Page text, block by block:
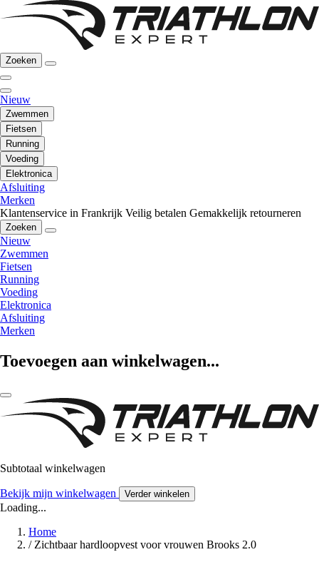
Zoeken
Nieuw
Zwemmen
Fietsen
Running
Voeding
Elektronica
Afsluiting
Merken
Klantenservice in Frankrijk Veilig betalen Gemakkelijk retourneren
Zoeken
Nieuw
Zwemmen
Fietsen
Running
Voeding
Elektronica
Afsluiting
Merken
Toevoegen aan winkelwagen...
Subtotaal winkelwagen
Bekijk mijn winkelwagen Verder winkelen
Loading...
Home
/ Zichtbaar hardloopvest voor vrouwen Brooks 2.0